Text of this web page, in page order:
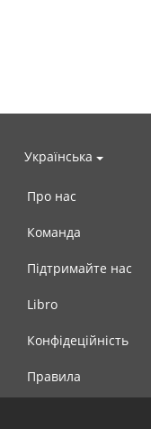
Українська
Про нас
Команда
Підтримайте нас
Libro
Конфідеційність
Правила